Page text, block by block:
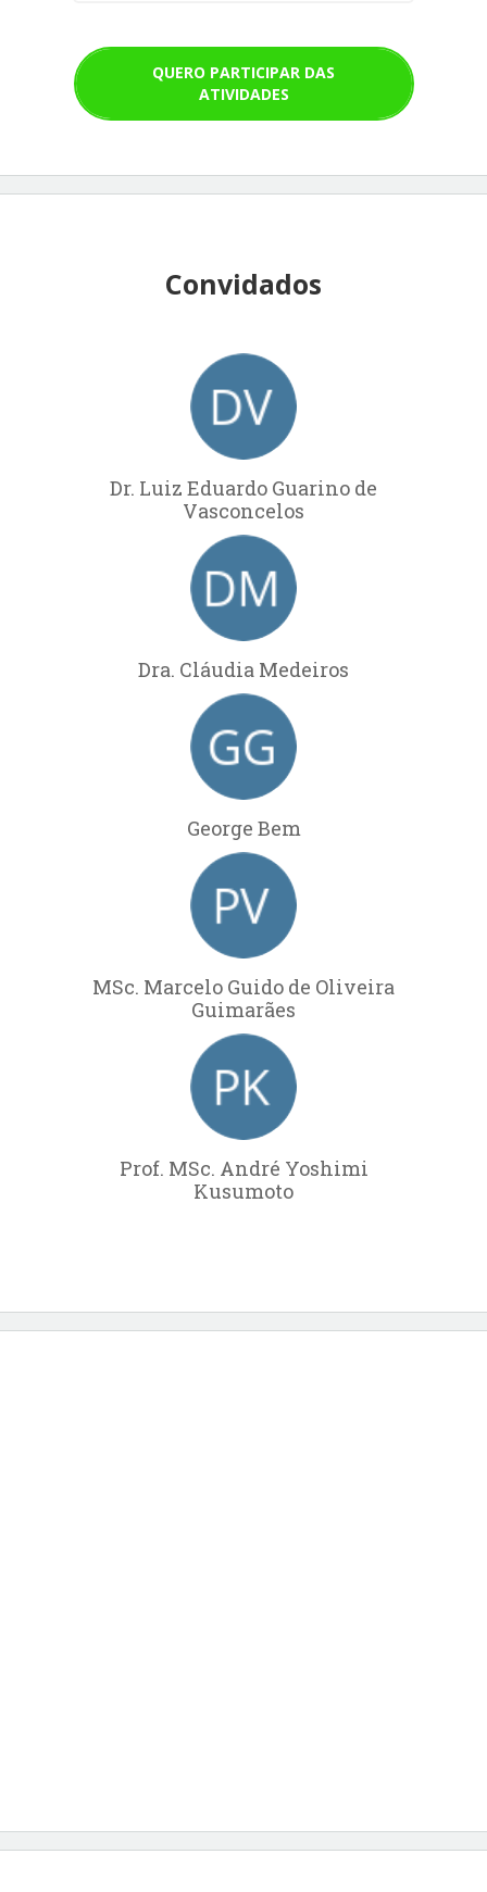
QUERO PARTICIPAR DAS
ATIVIDADES
Convidados
Dr. Luiz Eduardo Guarino de
Vasconcelos
Dra. Cláudia Medeiros
George Bem
MSc. Marcelo Guido de Oliveira
Guimarães
Prof. MSc. André Yoshimi
Kusumoto